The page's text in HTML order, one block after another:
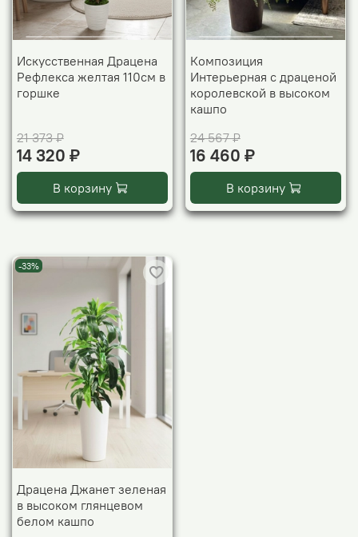
Искусственная Драцена
Рефлекса желтая 110см в
горшке
21 373 ₽
14 320 ₽
В корзину
Композиция
Интерьерная с драценой
королевской в высоком
кашпо
24 567 ₽
16 460 ₽
В корзину
-33%
Драцена Джанет зеленая
в высоком глянцевом
белом кашпо